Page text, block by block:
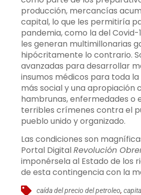
producción, mercancías
capital, lo que les permitiría
pandemia, como la del
les generan multimillonarias
hipócritamente lo contrario.
avanzadas para desarrollar
insumos médicos para toda
más social y una apropiación
hambrunas, enfermedades o
terribles crímenes contra el
pueblo unido y organizado.
Las condiciones son
Portal DigitalRevolución
imponérsela al Estado de los
de esta contingencia con la
caída del precio del petroleo,